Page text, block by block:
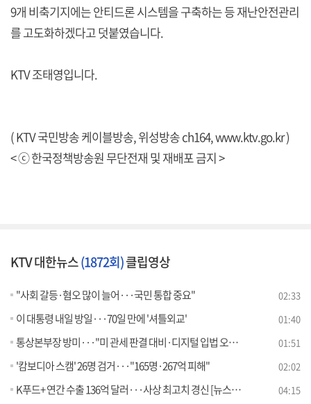
9개 비축기지에는 안티드론 시스템을 구축하는 등 재난안전관리
를 고도화하겠다고 덧붙였습니다.
KTV 조태영입니다.
( KTV 국민방송 케이블방송, 위성방송 ch164,www.ktv.go.kr)
< ⓒ 한국정책방송원 무단전재 및 재배포 금지 >
KTV 대한뉴스(1872회)클립영상
"사회 갈등·혐오 많이 늘어···국민 통합 중요" 02:33
이 대통령 내일 방일···70일 만에 '셔틀외교' 01:40
통상본부장 방미···"미 관세 판결 대비·디지털 입법 오해 해소" 01:51
'캄보디아 스캠' 26명 검거···"165명·267억 피해" 02:02
K푸드+ 연간 수출 136억 달러···사상 최고치 경신 [뉴스의 맥] 04:15